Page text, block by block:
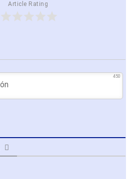
Article Rating
450